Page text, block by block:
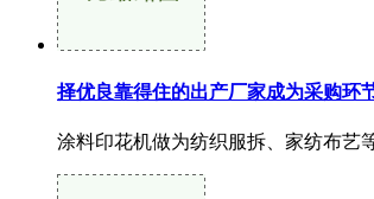
择优良靠得住的出产厂家成为采购环
涂料印花机做为纺织服拆、家纺布艺